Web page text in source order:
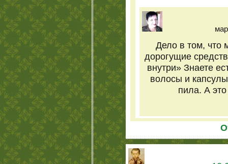
Дело в том, что
дорогущие
внутри» Знаете
волосы и
пила. А